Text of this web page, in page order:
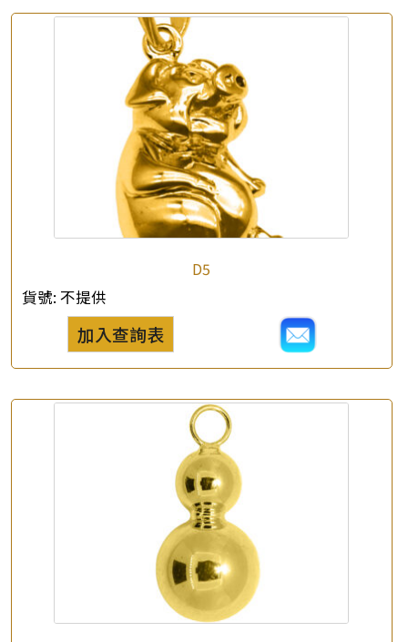
產品查詢
你的名字
公司名稱
e-mail
*聯絡電話
查詢以下產品
D5
貨號: 不提供
加入查詢表